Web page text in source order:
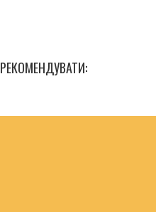
РЕКОМЕНДУВАТИ: